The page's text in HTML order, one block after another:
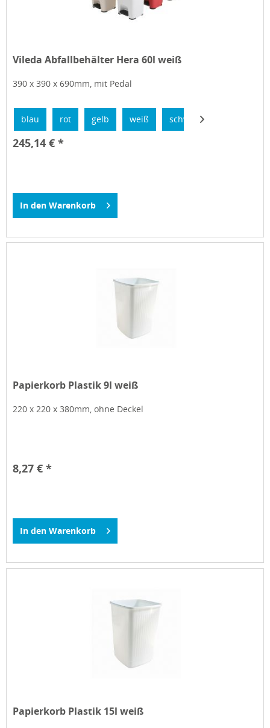
Vileda Abfallbehälter Hera 60l weiß
390 x 390 x 690mm, mit Pedal
blau rot gelb weiß schwarz
245,14 € *
In den Warenkorb
Papierkorb Plastik 9l weiß
220 x 220 x 380mm, ohne Deckel
8,27 € *
In den Warenkorb
Papierkorb Plastik 15l weiß